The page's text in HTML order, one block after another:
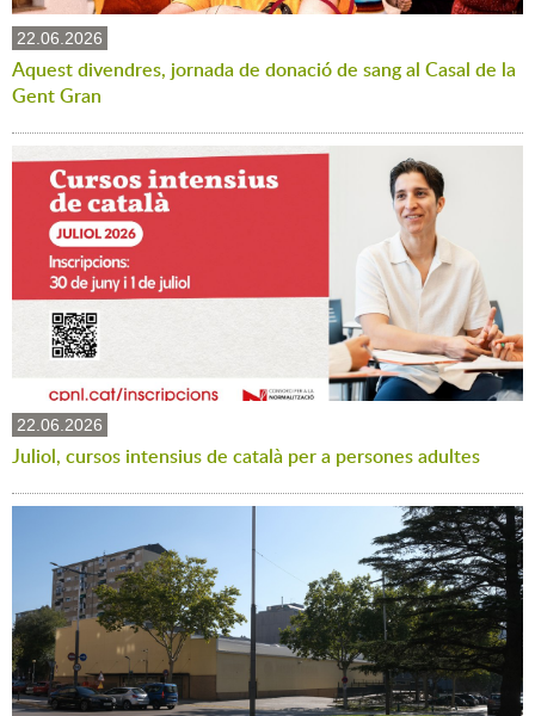
22.06.2026
Aquest divendres, jornada de donació de sang al Casal de la
Gent Gran
22.06.2026
Juliol, cursos intensius de català per a persones adultes